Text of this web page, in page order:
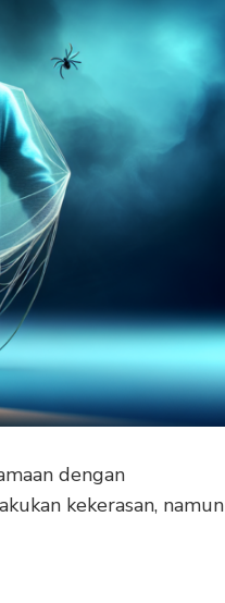
dengan
kekerasan, namun